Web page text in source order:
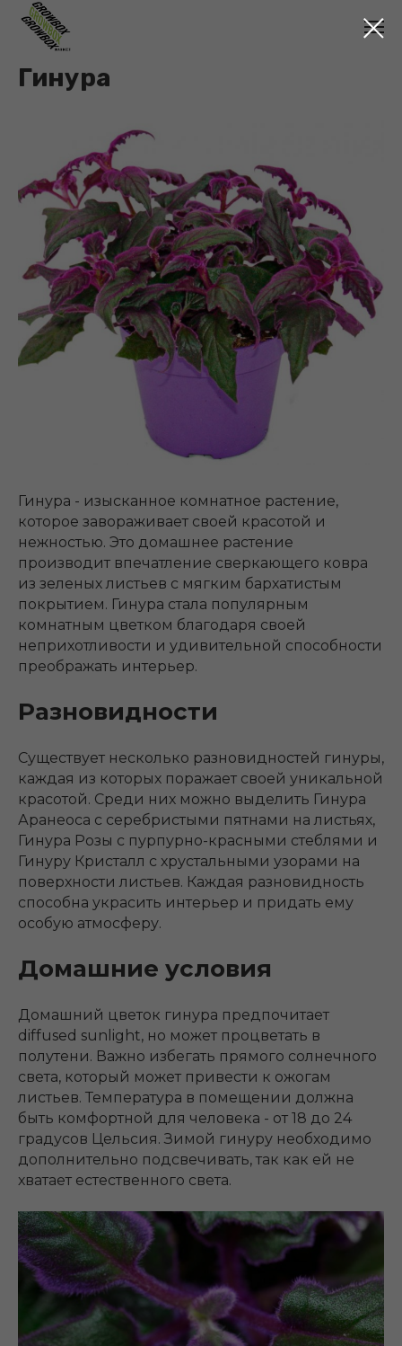
Гинура
Гинура - изысканное комнатное растение,
которое завораживает своей красотой и
нежностью. Это домашнее растение
производит впечатление сверкающего ковра
из зеленых листьев с мягким бархатистым
покрытием. Гинура стала популярным
комнатным цветком благодаря своей
неприхотливости и удивительной способности
преображать интерьер.
Разновидности
Существует несколько разновидностей гинуры,
каждая из которых поражает своей уникальной
красотой. Среди них можно выделить Гинура
Аранеоса с серебристыми пятнами на листьях,
Гинура Розы с пурпурно-красными стеблями и
Гинуру Кристалл с хрустальными узорами на
поверхности листьев. Каждая разновидность
способна украсить интерьер и придать ему
особую атмосферу.
Домашние условия
Домашний цветок гинура предпочитает
diffused sunlight, но может процветать в
полутени. Важно избегать прямого солнечного
света, который может привести к ожогам
листьев. Температура в помещении должна
быть комфортной для человека - от 18 до 24
градусов Цельсия. Зимой гинуру необходимо
дополнительно подсвечивать, так как ей не
хватает естественного света.